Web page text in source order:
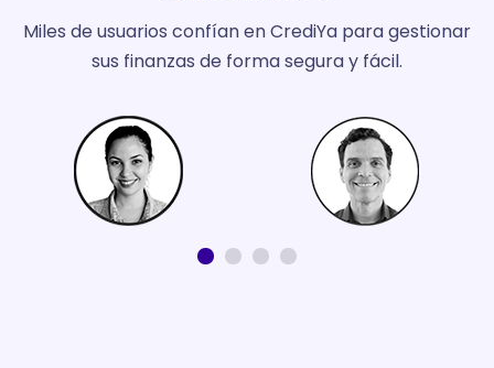
Miles de usuarios confían en CrediYa para gestionar
sus finanzas de forma segura y fácil.